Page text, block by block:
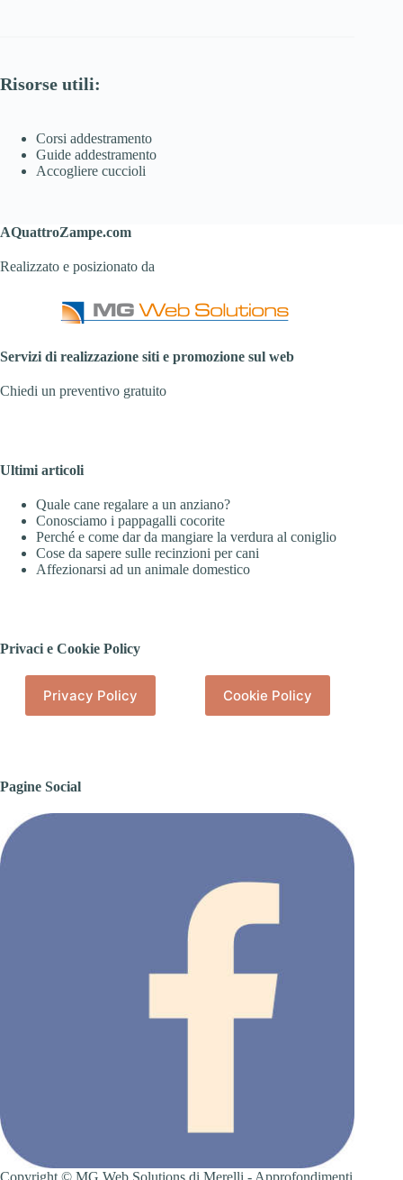
Risorse utili:
Corsi addestramento
Guide addestramento
Accogliere cuccioli
AQuattroZampe.com
Realizzato e posizionato da
Servizi di realizzazione siti e promozione sul web
Chiedi un preventivo gratuito
Ultimi articoli
Quale cane regalare a un anziano?
Conosciamo i pappagalli cocorite
Perché e come dar da mangiare la verdura al coniglio
Cose da sapere sulle recinzioni per cani
Affezionarsi ad un animale domestico
Privaci e Cookie Policy
Privacy Policy Cookie Policy
Pagine Social
Copyright © MG Web Solutions di Merelli - Approfondimenti